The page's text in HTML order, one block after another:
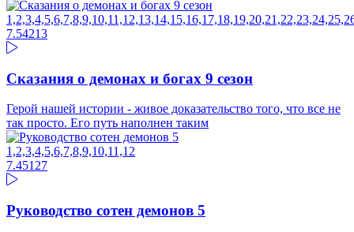
7.54213
Сказания о демонах и богах 9 сезон
Герой нашей истории - живое доказательство того, что все не
так просто. Его путь наполнен таким
1,2,3,4,5,6,7,8,9,10,11,12
7.45127
Руководство сотен демонов 5